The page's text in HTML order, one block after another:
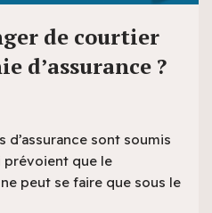
de courtier
d’assurance ?
d’assurance sont soumis
prévoient que le
peut se faire que sous le